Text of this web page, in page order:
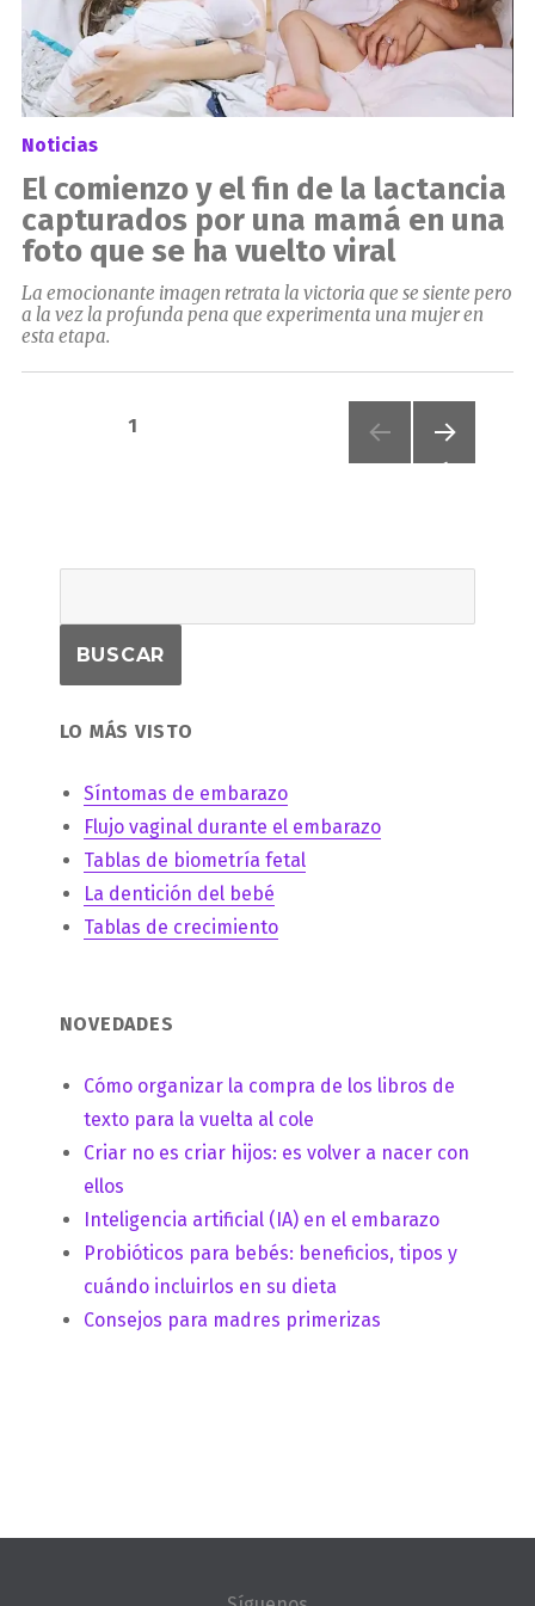
Noticias
El comienzo y el fin de la lactancia
capturados por una mamá en una
foto que se ha vuelto viral
La emocionante imagen retrata la victoria que se siente pero
a la vez la profunda pena que experimenta una mujer en
esta etapa.
Paginación
PÁGINA1
LO MÁS VISTO
Síntomas de embarazo
Flujo vaginal durante el embarazo
Tablas de biometría fetal
La dentición del bebé
Tablas de crecimiento
NOVEDADES
Cómo organizar la compra de los libros de
texto para la vuelta al cole
Criar no es criar hijos: es volver a nacer con
ellos
Inteligencia artificial (IA) en el embarazo
Probióticos para bebés: beneficios, tipos y
cuándo incluirlos en su dieta
Consejos para madres primerizas